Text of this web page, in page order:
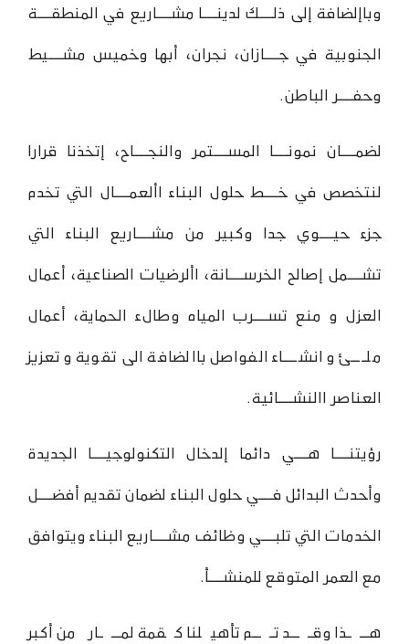
وباإلضافة إلى ذلـــك لدينـــا مشـــاريع في المنطقـــة
الجنوبية في جـــازان، نجران، أبها وخميس مشـــيط
وحفـــر الباطن.
لضمـــان نمونـــا المســـتمر والنجـــاح، إتخذنا قرارا
لنتخصص في خـــط حلول البناء األعمـــال التي تخدم
جزء حيـــوي جدا وكبير من مشـــاريع البناء التي
تشـــمل إصالح الخرســـانة، األرضيات الصناعية، أعمال
العزل و منع تســـرب المياه وطالء الحماية، أعمال
ملـــئ و انشـــاء الفواصل باالضافة الى تقوية و تعزيز
العناصر االنشـــائية.
رؤيتنـــا هـــي دائما إلدخال التكنولوجيـــا الجديدة
وأحدث البدائل فـــي حلول البناء لضمان تقديم أفضـــل
الخدمات التي تلبـــي وظائف مشـــاريع البناء ويتوافق
مع العمر المتوقع للمنشـــأ.
هـــذا وقـــد تـــم تأهيلنا كقمة لمـــار من أكبر